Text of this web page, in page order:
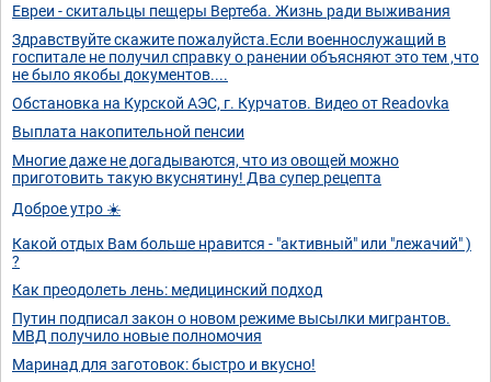
Евреи - скитальцы пещеры Вертеба. Жизнь ради выживания
Здравствуйте скажите пожалуйста.Если военнослужащий в
госпитале не получил справку о ранении объясняют это тем ,что
не было якобы документов....
Обстановка на Курской АЭС, г. Курчатов. Видео от Readovka
Выплата накопительной пенсии
Многие даже не догадываются, что из овощей можно
приготовить такую вкуснятину! Два супер рецепта
Доброе утро ☀️
Какой отдых Вам больше нравится - "активный" или "лежачий" )
?
Как преодолеть лень: медицинский подход
Путин подписал закон о новом режиме высылки мигрантов.
МВД получило новые полномочия
Маринад для заготовок: быстро и вкусно!